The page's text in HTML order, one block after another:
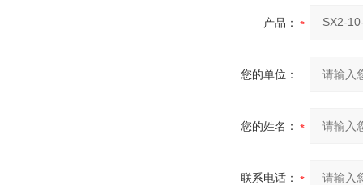
产品：
您的单位：
您的姓名：
联系电话：